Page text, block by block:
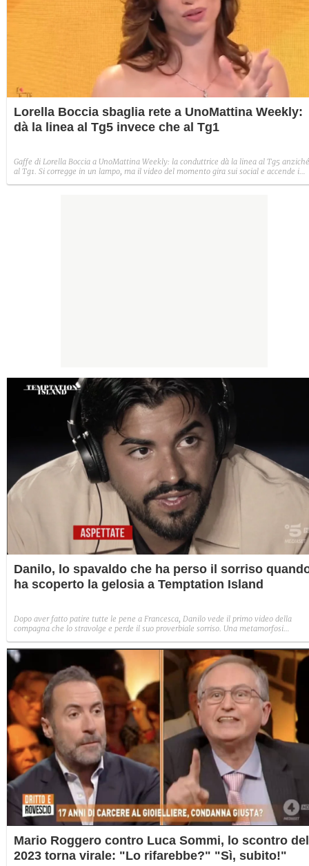
Lorella Boccia sbaglia rete a UnoMattina Weekly:
dà la linea al Tg5 invece che al Tg1
Gaffe di Lorella Boccia a UnoMattina Weekly: la conduttrice dà la linea al Tg5 anziché
al Tg1. Si corregge in un lampo, ma il video del momento gira sui social e accende i
Danilo, lo spavaldo che ha perso il sorriso
ha scoperto la gelosia a Temptation Island
Dopo aver fatto patire tutte le pene a Francesca, Danilo vede il primo video della
compagna che lo stravolge e perde il suo proverbiale sorriso. Una metamorfosi
Mario Roggero contro Luca Sommi, lo scontro del
2023 torna virale: "Lo rifarebbe?" "Sì, subito!"